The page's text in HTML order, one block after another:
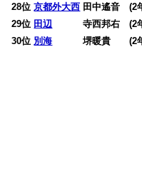
28位京都外大西 田中遙音 (2
29位 田辺 寺西邦右 (2年)
30位 別海 堺暖貴 (2年)